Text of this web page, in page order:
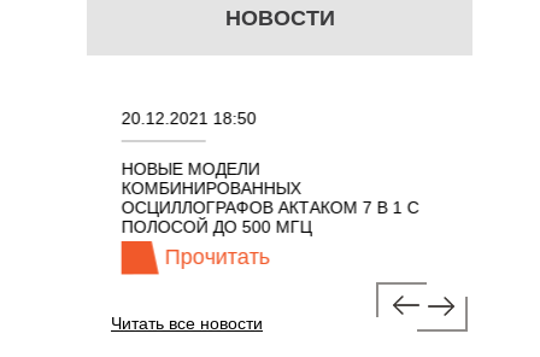
НОВОСТИ
20.12.2021 18:50
НОВЫЕ МОДЕЛИ
КОМБИНИРОВАННЫХ
ОСЦИЛЛОГРАФОВ АКТАКОМ 7 В 1 С
ПОЛОСОЙ ДО 500 МГЦ
Прочитать
Читать все новости